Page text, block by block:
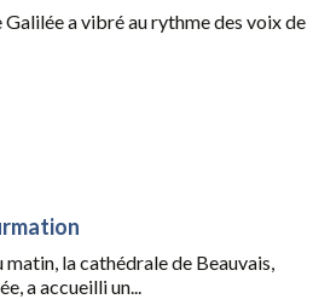
Galilée a vibré au rythme des voix de
matin, la cathédrale de Beauvais,
a accueilli un...